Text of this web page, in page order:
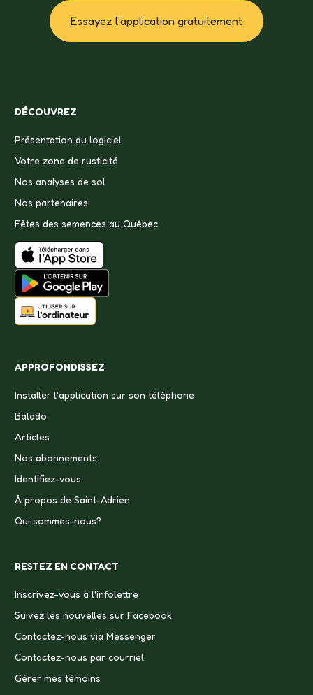
Essayez l'application gratuitement
DÉCOUVREZ
Présentation du logiciel
Votre zone de rusticité
Nos analyses de sol
Nos partenaires
Fêtes des semences au Québec
APPROFONDISSEZ
Installer l'application sur son téléphone
Balado
Articles
Nos abonnements
Identifiez-vous
À propos de Saint-Adrien
Qui sommes-nous?
RESTEZ EN CONTACT
Inscrivez-vous à l'infolettre
Suivez les nouvelles sur Facebook
Contactez-nous via Messenger
Contactez-nous par courriel
Gérer mes témoins